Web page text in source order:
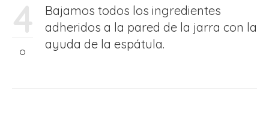
4
Bajamos todos los ingredientes
adheridos a la pared de la jarra con la
ayuda de la espátula.